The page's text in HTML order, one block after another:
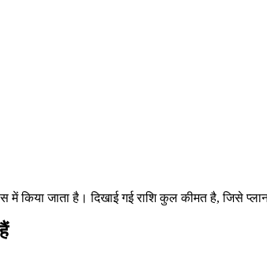
में किया जाता है। दिखाई गई राशि कुल कीमत है, जिसे